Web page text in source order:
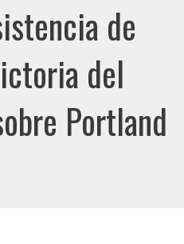
de
del
Portland